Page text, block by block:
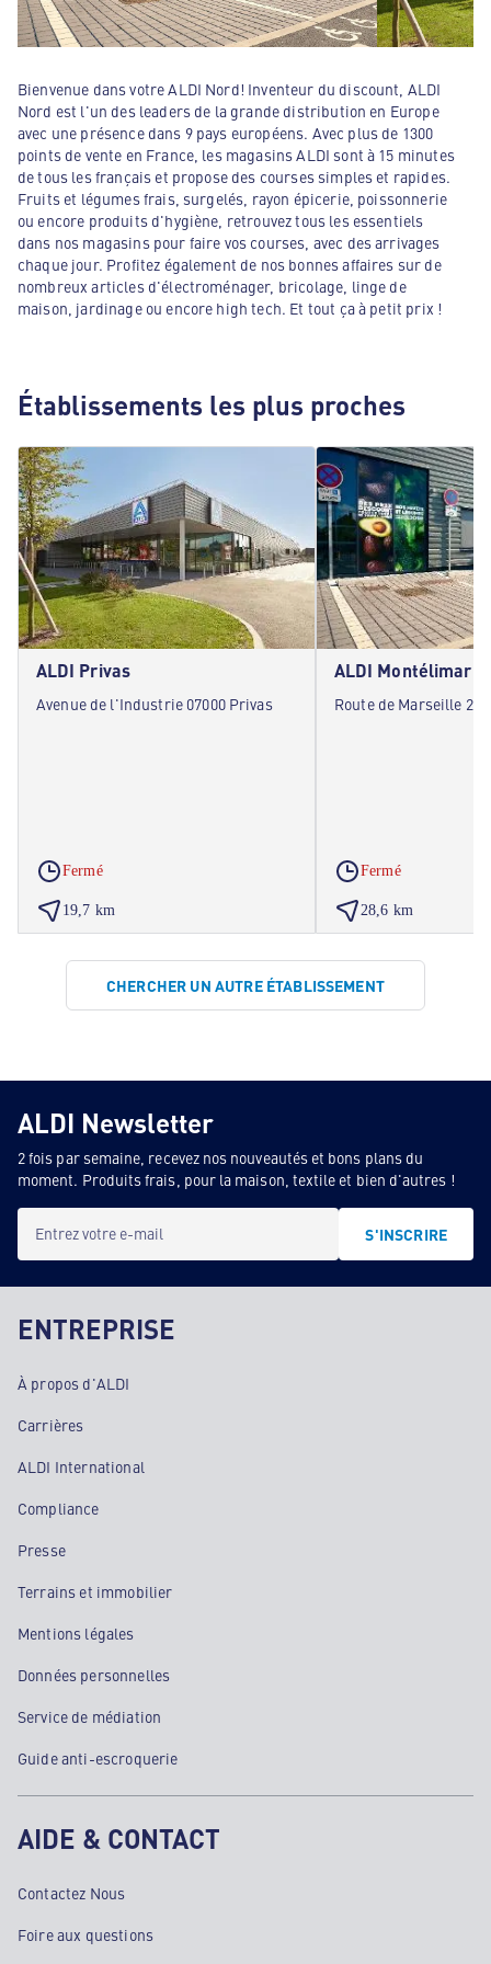
Bienvenue dans votre ALDI Nord! Inventeur du discount, ALDI
Nord est l'un des leaders de la grande distribution en Europe
avec une présence dans 9 pays européens. Avec plus de 1300
points de vente en France, les magasins ALDI sont à 15 minutes
de tous les français et propose des courses simples et rapides.
Fruits et légumes frais, surgelés, rayon épicerie, poissonnerie
ou encore produits d'hygiène, retrouvez tous les essentiels
dans nos magasins pour faire vos courses, avec des arrivages
chaque jour. Profitez également de nos bonnes affaires sur de
nombreux articles d'électroménager, bricolage, linge de
maison, jardinage ou encore high tech. Et tout ça à petit prix !
Établissements les plus proches
ALDI Privas
Avenue de l'Industrie 07000 Privas
Fermé
19,7 km
ALDI Montélimar
Route de Marseille
Fermé
28,6 km
CHERCHER UN AUTRE ÉTABLISSEMENT
ALDI Newsletter
2 fois par semaine, recevez nos nouveautés et bons plans du
moment. Produits frais, pour la maison, textile et bien d'autres !
Entrez votre e-mail S'INSCRIRE
ENTREPRISE
À propos d'ALDI
Carrières
ALDI International
Compliance
Presse
Terrains et immobilier
Mentions légales
Données personnelles
Service de médiation
Guide anti-escroquerie
AIDE & CONTACT
Contactez Nous
Foire aux questions